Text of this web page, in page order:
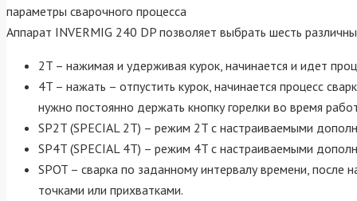
параметры сварочного процесса
Аппарат INVERMIG 240 DP позволяет выбрать шесть
2T – нажимая и удерживая курок, начинается и идет
4T – нажать – отпустить курок, начинается процесс
нужно постоянно держать кнопку горелки во время
SP2T (SPECIAL 2T) – режим 2T c настраиваемыми
SP4T (SPECIAL 4T) – режим 4T c настраиваемыми
SPOT – сварка по заданному интервалу времени, после
точками или прихватками.